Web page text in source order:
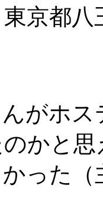
京都八
がホ
かと
った